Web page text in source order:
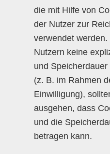
die mit Hilfe von
der Nutzer zur
verwendet
Nutzern keine
und
(z. B. im Rahmen
Einwilligung),
ausgehen, dass
und die
betragen kann.